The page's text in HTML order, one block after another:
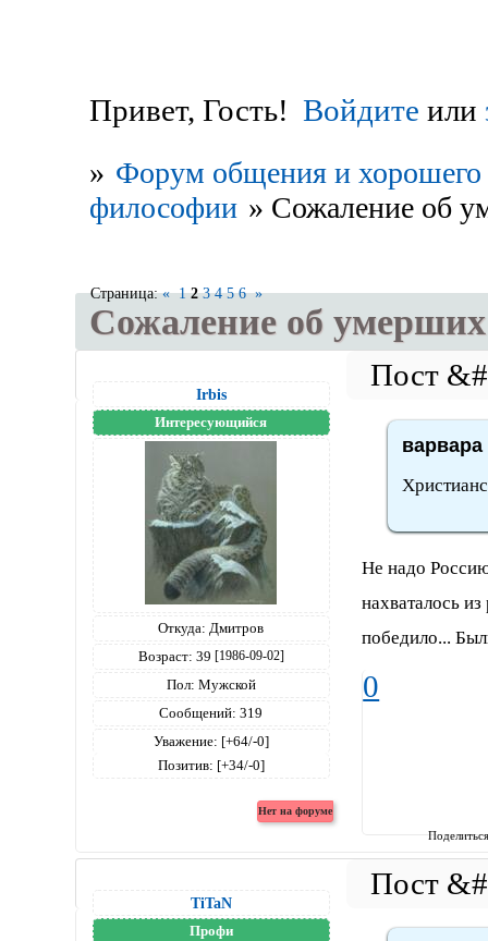
Привет, Гость! Войдите или
» Форум общения и хорошего
философии » Сожаление об
Сожаление об умерших
Страница:« 1 2 3 4 5 6 »
Irbis
Интересующийся
Откуда: Дмитров
Возраст: 39 [1986-09-02]
Пол: Мужской
Сообщений: 319
Уважение: [+64/-0]
Позитив: [+34/-0]
Не надо
нахваталось
победило...
0
TiTaN
Профи